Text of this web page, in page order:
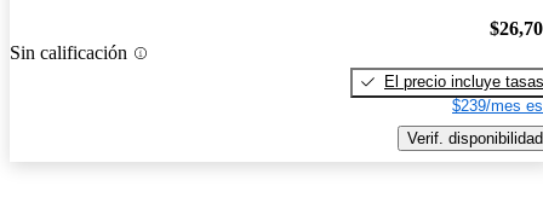
Sin calificación
El precio incluye tasas
$239/mes
Verif. disponibilidad